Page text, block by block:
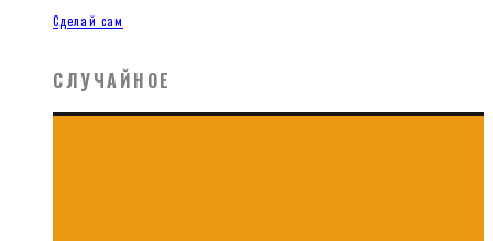
Сделай сам
СЛУЧАЙНОЕ